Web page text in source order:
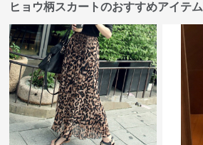
ヒョウ柄スカートのおすすめアイテム